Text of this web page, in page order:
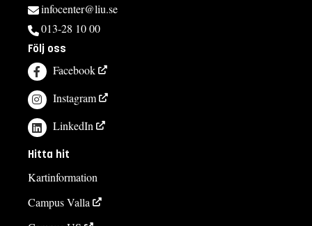
infocenter@liu.se
013-28 10 00
Följ oss
Facebook
Instagram
LinkedIn
Hitta hit
Kartinformation
Campus Valla